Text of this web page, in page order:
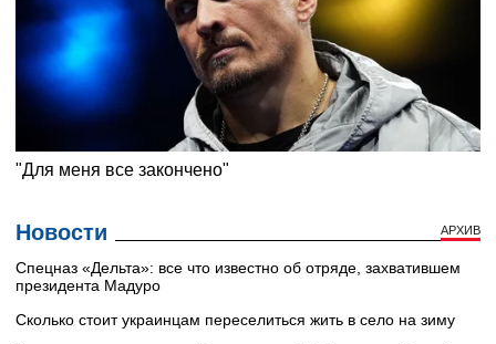
Новости АРХИВ
Cпецназ «Дельта»: все что известно об отряде, захватившем
президента Мадуро
Сколько стоит украинцам переселиться жить в село на зиму